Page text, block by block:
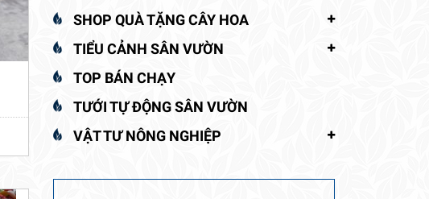
SHOP QUÀ TẶNG CÂY HOA
TIỂU CẢNH SÂN VƯỜN
TOP BÁN CHẠY
TƯỚI TỰ ĐỘNG SÂN VƯỜN
VẬT TƯ NÔNG NGHIỆP